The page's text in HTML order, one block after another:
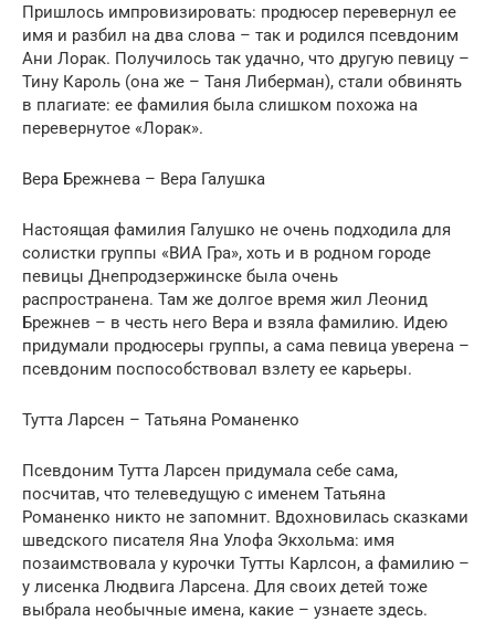
Пришлось импровизировать: продюсер перевернул ее
имя и разбил на два слова – так и родился псевдоним
Ани Лорак. Получилось так удачно, что другую певицу –
Тину Кароль (она же – Таня Либерман), стали обвинять
в плагиате: ее фамилия была слишком похожа на
перевернутое «Лорак».
Вера Брежнева – Вера Галушка
Настоящая фамилия Галушко не очень подходила для
солистки группы «ВИА Гра», хоть и в родном городе
певицы Днепродзержинске была очень
распространена. Там же долгое время жил Леонид
Брежнев – в честь него Вера и взяла фамилию. Идею
придумали продюсеры группы, а сама певица уверена –
псевдоним поспособствовал взлету ее карьеры.
Тутта Ларсен – Татьяна Романенко
Псевдоним Тутта Ларсен придумала себе сама,
посчитав, что телеведущую с именем Татьяна
Романенко никто не запомнит. Вдохновилась сказками
шведского писателя Яна Улофа Экхольма: имя
позаимствовала у курочки Тутты Карлсон, а фамилию –
у лисенка Людвига Ларсена. Для своих детей тоже
выбрала необычные имена, какие – узнаете здесь.